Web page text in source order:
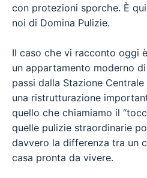
con protezioni sporche. È
noi di Domina Pulizie.
Il caso che vi racconto oggi
un appartamento moderno
passi dalla Stazione
una ristrutturazione
quello che chiamiamo il
quelle pulizie straordinarie
davvero la differenza tra un
casa pronta da vivere.